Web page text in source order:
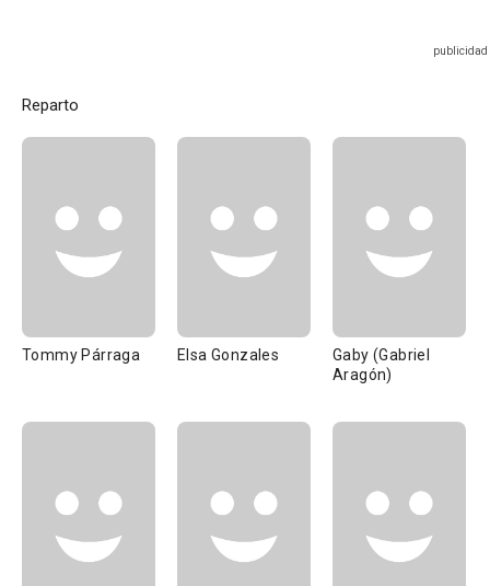
Reparto
Tommy Párraga Elsa Gonzales
Gaby (Gabriel
Aragón)